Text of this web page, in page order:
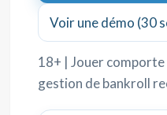
Voir une démo (30
18+ | Jouer comporte
gestion de bankroll